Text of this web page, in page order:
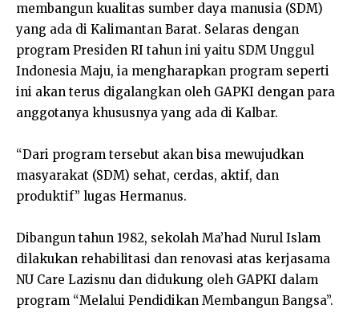
membangun kualitas sumber daya manusia (SDM)
yang ada di Kalimantan Barat. Selaras dengan
program Presiden RI tahun ini yaitu SDM Unggul
Indonesia Maju, ia mengharapkan program seperti
ini akan terus digalangkan oleh GAPKI dengan para
anggotanya khususnya yang ada di Kalbar.
“Dari program tersebut akan bisa mewujudkan
masyarakat (SDM) sehat, cerdas, aktif, dan
produktif” lugas Hermanus.
Dibangun tahun 1982, sekolah Ma’had Nurul Islam
dilakukan rehabilitasi dan renovasi atas kerjasama
NU Care Lazisnu dan didukung oleh GAPKI dalam
program “Melalui Pendidikan Membangun Bangsa”.